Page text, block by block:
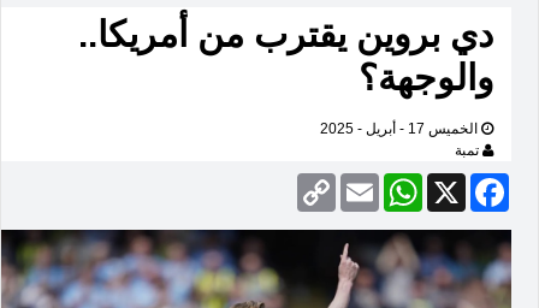
دي بروين يقترب من أمريكا..
والوجهة؟
الخميس 17 - أبريل - 2025
تمبة
Facebook
X
WhatsApp
Email
Copy
Link